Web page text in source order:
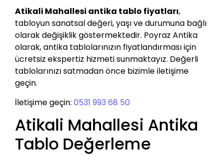
Atikali Mahallesi antika tablo fiyatları,
tabloyun sanatsal değeri, yaşı ve durumuna bağlı
olarak değişiklik göstermektedir. Poyraz Antika
olarak, antika tablolarınızın fiyatlandırması için
ücretsiz ekspertiz hizmeti sunmaktayız. Değerli
tablolarınızı satmadan önce bizimle iletişime
geçin.
İletişime geçin: 0531 993 68 50
Atikali Mahallesi Antika
Tablo Değerleme